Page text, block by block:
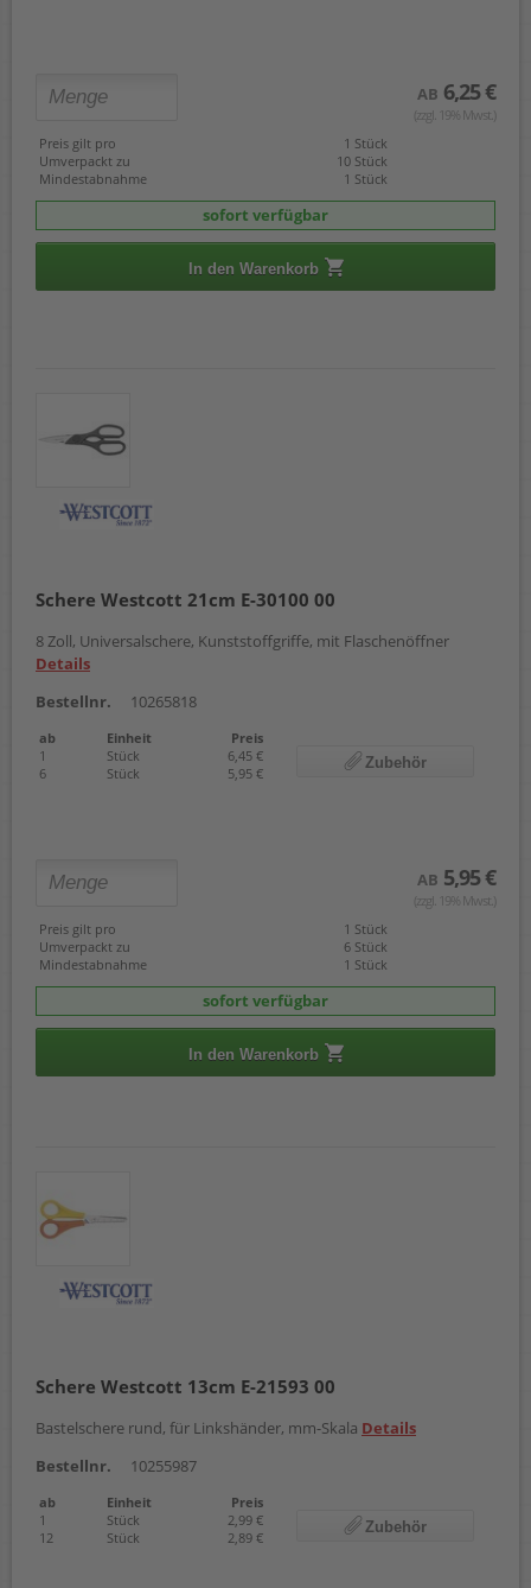
AB 6,25 €
(zzgl. 19% Mwst.)
Preis gilt pro
1 Stück
Umverpackt zu
10 Stück
Mindestabnahme
1 Stück
sofort verfügbar
In den Warenkorb
Schere Westcott 21cm E-30100 00
8 Zoll, Universalschere, Kunststoffgriffe, mit Flaschenöffner
Details
Bestellnr.
10265818
ab Einheit
Preis
1
Stück
6,45 €
6
Stück 5,95 €
Zubehör
AB 5,95 €
(zzgl. 19% Mwst.)
Preis gilt pro
1 Stück
Umverpackt zu
6 Stück
Mindestabnahme
1 Stück
sofort verfügbar
In den Warenkorb
Schere Westcott 13cm E-21593 00
Bastelschere rund, für Linkshänder, mm-Skala Details
Bestellnr.
10255987
ab Einheit
Preis
1
Stück
2,99 €
12
Stück 2,89 €
Zubehör